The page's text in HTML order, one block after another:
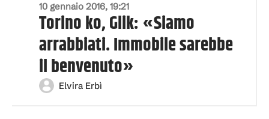
10 gennaio 2016, 19:21
Torino ko, Glik: «Siamo
arrabbiati. Immobile sarebbe
il benvenuto»
Elvira Erbì